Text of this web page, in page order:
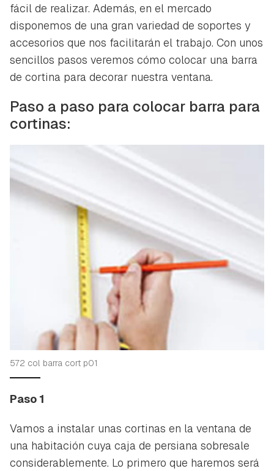
fácil de realizar. Además, en el mercado
disponemos de una gran variedad de soportes y
accesorios que nos facilitarán el trabajo. Con unos
sencillos pasos veremos cómo colocar una barra
de cortina para decorar nuestra ventana.
Paso a paso para colocar barra para
cortinas:
572 col barra cort p01
Paso 1
Vamos a instalar unas cortinas en la ventana de
una habitación cuya caja de persiana sobresale
considerablemente. Lo primero que haremos será